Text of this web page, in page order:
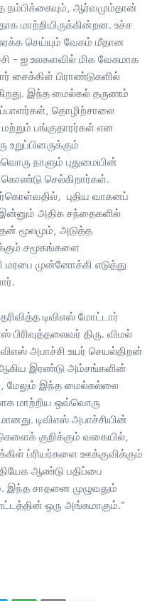
நம்பிக்கையும், ஆர்வமும்தான்
மாற்றியிருக்கின்றன. உச்ச
செய்யும் வேகம் மீதான
- ஐ உலகளவில் மிக வேகமாக
சைக்கிள் பிராண்டுகளில்
இந்த மைல்கல் தருணம்
தொழிற்சாலை
பங்குதாரர்கள் என
நாளும் புதுமையின்
கொண்டு செல்கிறார்கள்.
புதிய வாகனப்
இன்னும் அதிக சந்தைகளில்
மூலமும், அடுத்த
சமூகங்களை
மரபை முன்னோக்கி எடுத்து
டிவிஎஸ் மோட்டார்
பிரிவுத்தலைவர் திரு. விமல்
அபாச்சி உயர் செயல்திறன்
ஆகிய இரண்டு அம்சங்களின்
மேலும் இந்த மைல்கல்லை
மாற்றிய ஒவ்வொரு
டிவிஎஸ் அபாச்சியின்
குறிக்கும் வகையில்,
ப்ரியர்களை ஊக்குவிக்கும்
ஆண்டு பதிப்பை
இந்த சாதனை முழுவதும்
ஒரு அங்கமாகும்.”